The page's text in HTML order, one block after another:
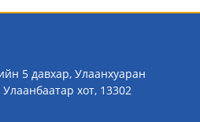
5 давхар, Улаанхуаран
хот, 13302